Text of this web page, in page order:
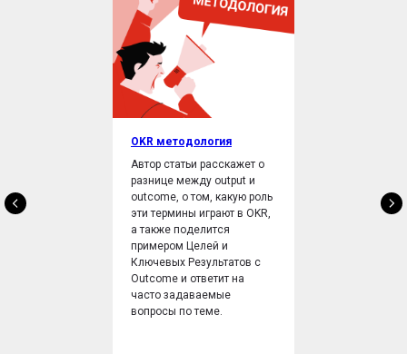
OKR методология
Автор статьи расскажет о
разнице между output и
outcome, о том, какую роль
эти термины играют в OKR,
а также поделится
примером Целей и
Ключевых Результатов с
Outcome и ответит на
часто задаваемые
вопросы по теме.